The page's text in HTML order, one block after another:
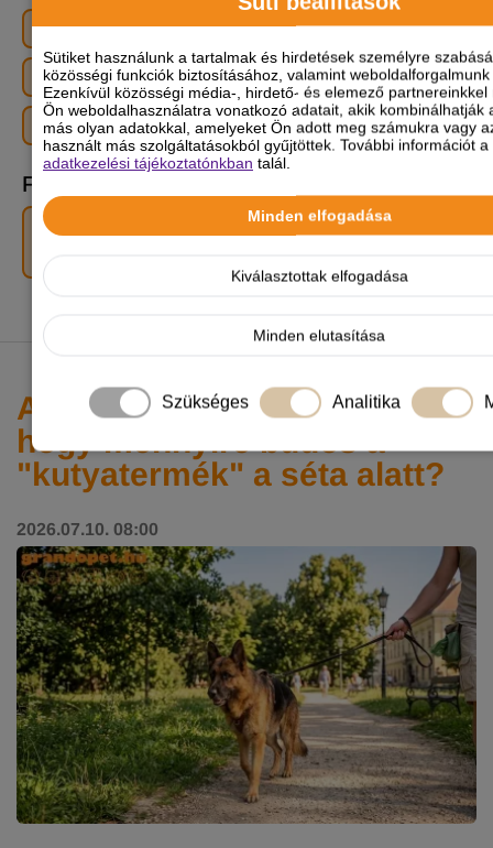
Sütiket használunk a tartalmak és hirdetések személyre
közösségi funkciók biztosításához, valamint
Ezenkívül közösségi média-, hirdető- és elemező partnereinkkel
Ön weboldalhasználatra vonatkozó adatait, akik kombinálhatják
más olyan adatokkal, amelyeket Ön adott meg számukra vagy
használt más szolgáltatásokból gyűjtöttek. További információt
adatkezelési tájékoztatónkban talál.
Minden elfogadása
Kiválasztottak elfogadása
Minden elutasítása
Szükséges Analitika
Szökésre való hajlam
Szőrhullás mértéke
Ugatásra való hajlam
FCI fajtacsoport
I. Juhász- és pásztorkutyák (kivéve svájci
KAPCSOLÓDÓ BLOGOK
A nagy bűz-teszt: mitől függ,
hogy mennyire büdös a
"kutyatermék" a séta alatt?
2026.07.10. 08:00